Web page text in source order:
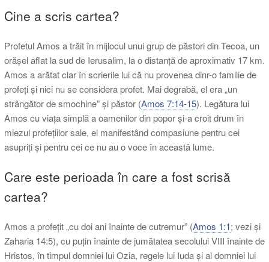
Cine a scris cartea?
Profetul Amos a trăit în mijlocul unui grup de păstori din Tecoa, un
orășel aflat la sud de Ierusalim, la o distanță de aproximativ 17 km.
Amos a arătat clar în scrierile lui că nu provenea dinr-o familie de
profeți și nici nu se considera profet. Mai degrabă, el era „un
strângător de smochine” și păstor (Amos 7:14-15). Legătura lui
Amos cu viața simplă a oamenilor din popor și-a croit drum în
miezul profețiilor sale, el manifestând compasiune pentru cei
asupriți și pentru cei ce nu au o voce în această lume.
Care este perioada în care a fost scrisă
cartea?
Amos a profețit „cu doi ani înainte de cutremur” (Amos 1:1; vezi și
Zaharia 14:5), cu puțin înainte de jumătatea secolului VIII înainte de
Hristos, în timpul domniei lui Ozia, regele lui Iuda și al domniei lui